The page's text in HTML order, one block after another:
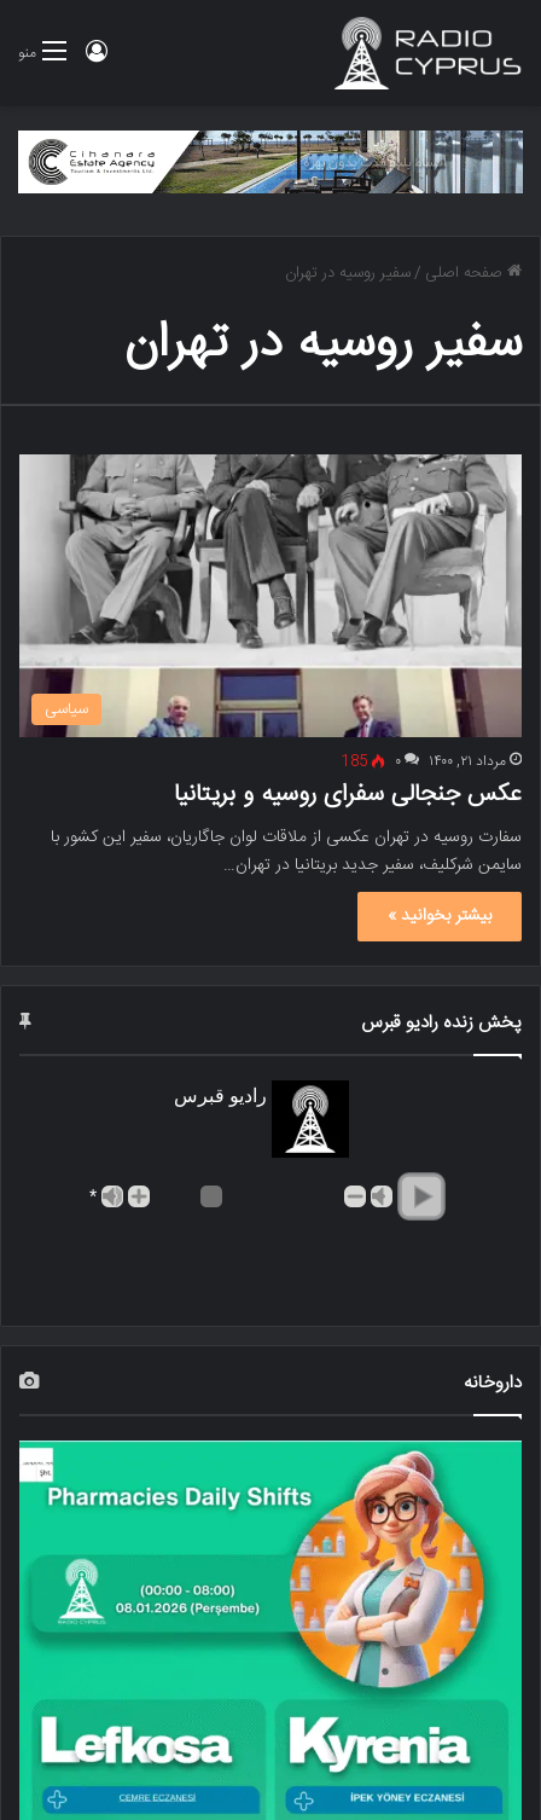
منو ورود
صفحه اصلی /سفیر روسیه در تهران
سفیر روسیه در تهران
سیاسی
مرداد ۲۱, ۱۴۰۰ ۰ 185
عکس جنجالی سفرای روسیه و بریتانیا
سفارت روسیه در تهران عکسی از ملاقات لوان جاگاریان، سفیر این کشور با
سایمن شرکلیف، سفیر جدید بریتانیا در تهران…
بیشتر بخوانید »
پخش زنده رادیو قبرس
رادیو قبرس
*
داروخانه